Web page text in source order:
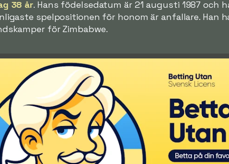
38 år. Hans födelsedatum är 21 augusti 1987 och
spelpositionen för honom är anfallare. Han
för Zimbabwe.